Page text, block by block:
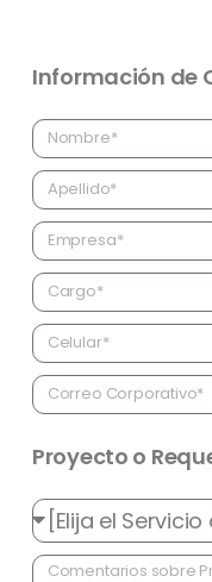
Información de
Proyecto o